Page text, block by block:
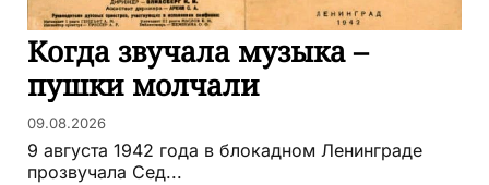
Когда звучала музыка –
пушки молчали
09.08.2026
9 августа 1942 года в блокадном Ленинграде
прозвучала Сед...